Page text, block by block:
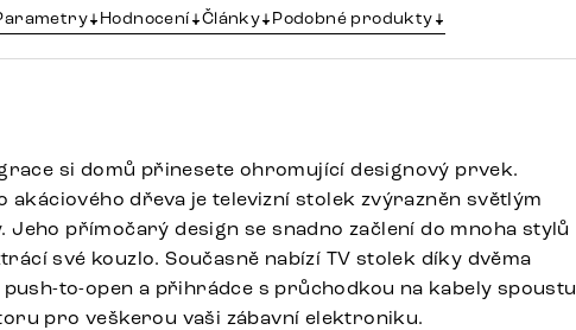
Hodnocení Články Podobné produkty
si domů přinesete ohromující designový prvek.
akáciového dřeva je televizní stolek zvýrazněn světlým
Jeho přímočarý design se snadno začlení do mnoha stylů
své kouzlo. Současně nabízí TV stolek díky dvěma
to-open a přihrádce s průchodkou na kabely spoustu
pro veškerou vaši zábavní elektroniku.